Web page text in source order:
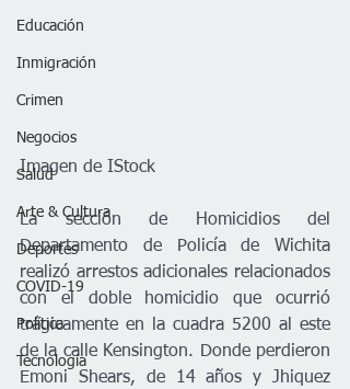
Educación
Inmigración
Crimen
Negocios
Salud
Arte & Cultura
Deportes
COVID-19
Política
Tecnología
Imagen de IStock
La sección de Homicidios del
Departamento de Policía de Wichita
realizó arrestos adicionales relacionados
con el doble homicidio que ocurrió
trágicamente en la cuadra 5200 al este
de la calle Kensington. Donde perdieron
Emoni Shears, de 14 años y Jhiquez